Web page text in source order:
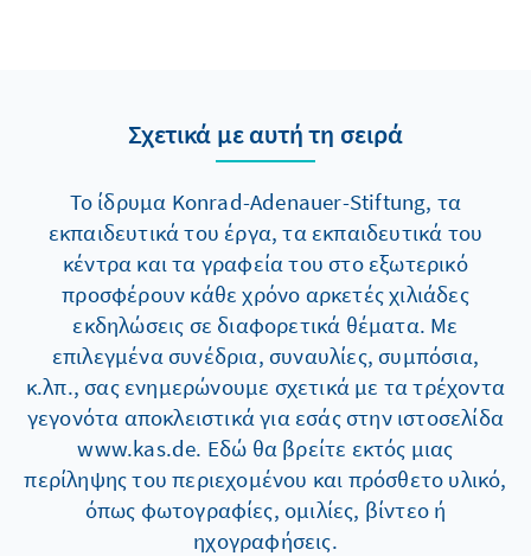
Σχετικά με αυτή τη σειρά
Το ίδρυμα Konrad-Adenauer-Stiftung, τα
εκπαιδευτικά του έργα, τα εκπαιδευτικά του
κέντρα και τα γραφεία του στο εξωτερικό
προσφέρουν κάθε χρόνο αρκετές χιλιάδες
εκδηλώσεις σε διαφορετικά θέματα. Με
επιλεγμένα συνέδρια, συναυλίες, συμπόσια,
κ.λπ., σας ενημερώνουμε σχετικά με τα τρέχοντα
γεγονότα αποκλειστικά για εσάς στην ιστοσελίδα
www.kas.de. Εδώ θα βρείτε εκτός μιας
περίληψης του περιεχομένου και πρόσθετο υλικό,
όπως φωτογραφίες, ομιλίες, βίντεο ή
ηχογραφήσεις.